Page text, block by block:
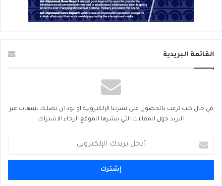
القائمة البريدية
في حال كنت ترغب بالحصول على نشرتنا الإلكترونية او تود ان تصلك تنبيهات عبر
البريد حول المقالات التي ينشرها الموقع الرجاء الاشتراك
بريدك
الإلكتروني